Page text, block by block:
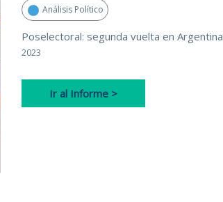
Análisis Político
Poselectoral: segunda vuelta en Argentina
2023
Ir al Informe >